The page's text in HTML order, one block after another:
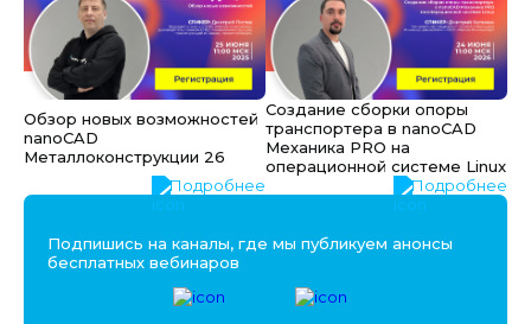
Обзор новых возможностей
nanoCAD
Металлоконструкции 26
Подробнее
Создание сборки опоры
транспортера в nanoCAD
Механика PRO на
операционной системе Linux
Подробнее
Подпишись на каналы, где мы публикуем анонсы
бесплатных вебинаров